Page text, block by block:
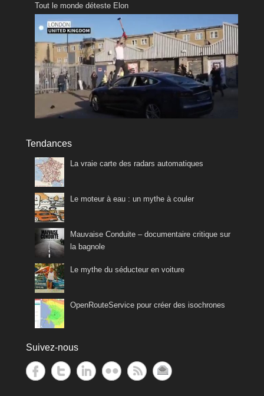
Tout le monde déteste Elon
Tendances
La vraie carte des radars automatiques
Le moteur à eau : un mythe à couler
Mauvaise Conduite – documentaire critique sur
la bagnole
Le mythe du séducteur en voiture
OpenRouteService pour créer des isochrones
Suivez-nous